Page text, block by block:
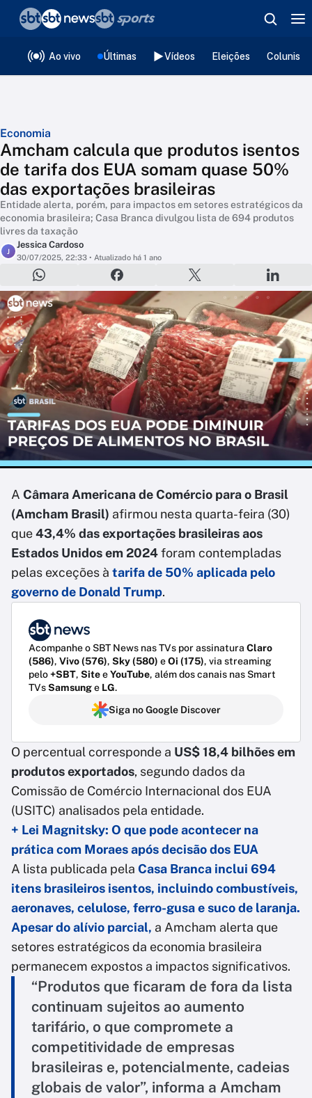
Ao vivo Últimas Vídeos Eleições
Economia
Amcham calcula que produtos isentos
de tarifa dos EUA somam quase 50%
das exportações brasileiras
Entidade alerta, porém, para impactos em setores estratégicos da
economia brasileira; Casa Branca divulgou lista de 694 produtos
livres da taxação
J
Jessica Cardoso
30/07/2025, 22:33 • Atualizado há 1 ano
A Câmara Americana de Comércio para o Brasil
(Amcham Brasil) afirmou nesta quarta-feira (30)
que43,4% das exportações brasileiras aos
Estados Unidos em 2024foram contempladas
pelas exceções à tarifa de 50% aplicada pelo
governo de Donald Trump.
Acompanhe o SBT News nas TVs por assinatura Claro
(586), Vivo (576), Sky (580) eOi (175), via streaming
pelo+SBT, SiteeYouTube, além dos canais nas Smart
TVsSamsunge LG.
Siga no Google Discover
O percentual corresponde a US$ 18,4 bilhões em
produtos exportados, segundo dados da
Comissão de Comércio Internacional dos EUA
(USITC) analisados pela entidade.
+ Lei Magnitsky: O que pode acontecer na
prática com Moraes após decisão dos EUA
A lista publicada pela Casa Branca inclui 694
itens brasileiros isentos, incluindo combustíveis,
aeronaves, celulose, ferro-gusa e suco de laranja.
Apesar do alívio parcial, a Amcham alerta que
setores estratégicos da economia brasileira
permanecem expostos a impactos significativos.
“Produtos que ficaram de fora da lista
continuam sujeitos ao aumento
tarifário, o que compromete a
competitividade de empresas
brasileiras e, potencialmente, cadeias
globais de valor”, informa a Amcham
❮voltar
Editorias